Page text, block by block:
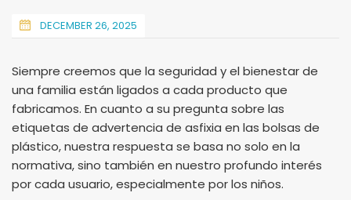
DECEMBER 26, 2025
Siempre creemos que la seguridad y el bienestar de
una familia están ligados a cada producto que
fabricamos. En cuanto a su pregunta sobre las
etiquetas de advertencia de asfixia en las bolsas de
plástico, nuestra respuesta se basa no solo en la
normativa, sino también en nuestro profundo interés
por cada usuario, especialmente por los niños.